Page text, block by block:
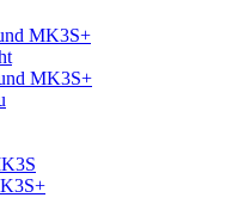
MK3S+
MK3S+